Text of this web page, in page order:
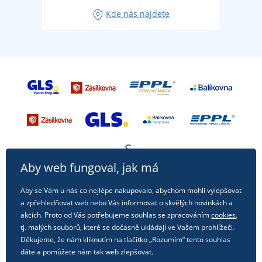
Kde nás najdete
Sledujte nás na sociálních sítích
Aby web fungoval, jak má
Aby se Vám u nás co nejlépe nakupovalo, abychom mohli vylepšovat
a zpřehledňovat web nebo Vás informovat o skvělých novinkách a
akcích. Proto od Vás potřebujeme souhlas se zpracovánímcookies,
tj. malých souborů, které se dočasně ukládají ve Vašem prohlížeči.
Děkujeme, že nám kliknutím na tlačítko „Rozumím“ tento souhlas
dáte a pomůžete nám tak web zlepšovat.